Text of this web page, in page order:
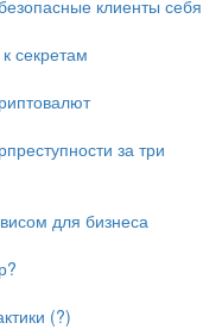
клиенты себя
секретам
за три
для бизнеса
(?)